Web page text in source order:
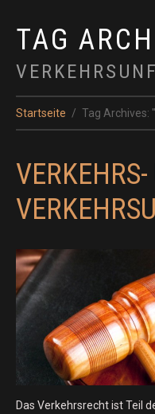
TAG
Startseite Tag Archives:
Das Verkehrsrecht ist Teil